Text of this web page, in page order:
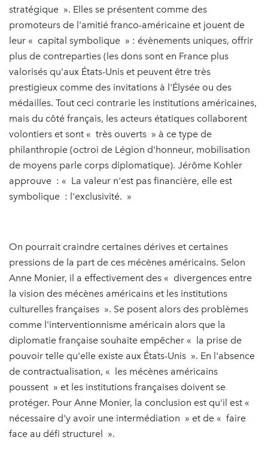
stratégique ». Elles se présentent comme des
promoteurs de l'amitié franco-américaine et jouent de
leur « capital symbolique » : évènements uniques, offrir
plus de contreparties (les dons sont en France plus
valorisés qu'aux États-Unis et peuvent être très
prestigieux comme des invitations à l'Élysée ou des
médailles. Tout ceci contrarie les institutions américaines,
mais du côté français, les acteurs étatiques collaborent
volontiers et sont « très ouverts » à ce type de
philanthropie (octroi de Légion d'honneur, mobilisation
de moyens parle corps diplomatique). Jérôme Kohler
approuve : « La valeur n'est pas financière, elle est
symbolique : l'exclusivité. »
On pourrait craindre certaines dérives et certaines
pressions de la part de ces mécènes américains. Selon
Anne Monier, il a effectivement des « divergences entre
la vision des mécènes américains et les institutions
culturelles françaises ». Se posent alors des problèmes
comme l'interventionnisme américain alors que la
diplomatie française souhaite empêcher « la prise de
pouvoir telle qu'elle existe aux États-Unis ». En l'absence
de contractualisation, « les mécènes américains
poussent » et les institutions françaises doivent se
protéger. Pour Anne Monier, la conclusion est qu'il est «
nécessaire d'y avoir une intermédiation » et de « faire
face au défi structurel ».